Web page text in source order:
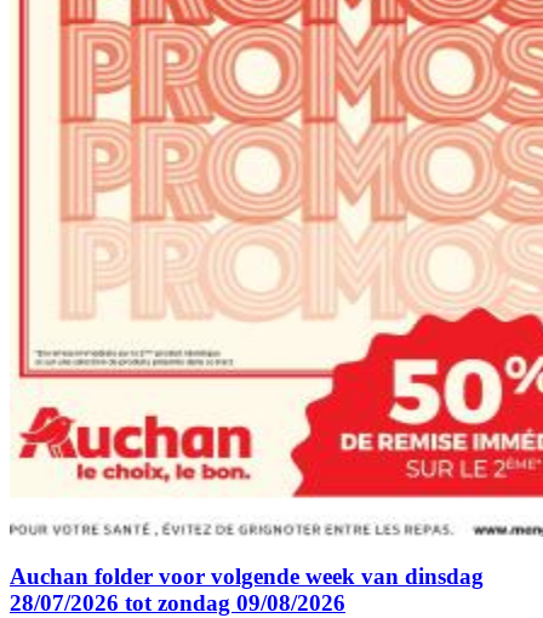
Auchan folder voor volgende week van dinsdag
28/07/2026 tot zondag 09/08/2026